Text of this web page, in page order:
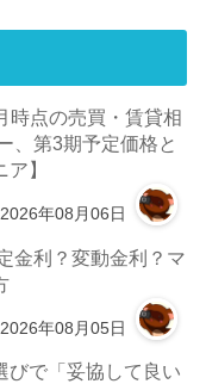
時点の売買・賃貸相
、第3期予定価格と
】
2026年08月06日
金利？変動金利？マ
2026年08月05日
びで「妥協して良い